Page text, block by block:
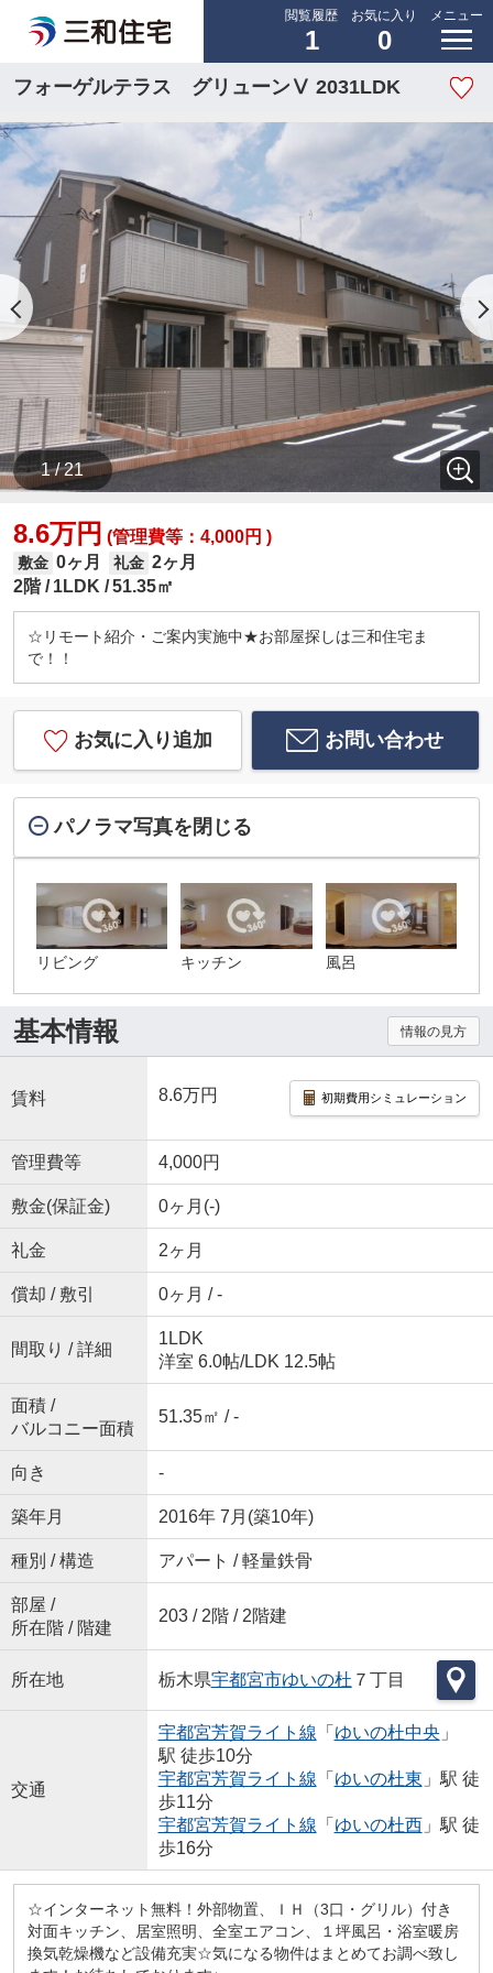
閲覧履歴
1
お気に入り
0
メニュー
フォーゲルテラス グリューンⅤ 2031LDK
1 / 21
8.6万円 (管理費等：4,000円 )
敷金 0ヶ月 礼金 2ヶ月
2階
1LDK 51.35㎡
☆リモート紹介・ご案内実施中★お部屋探しは三和住宅ま
で！！
お気に入り追加 お問い合わせ
パノラマ写真を閉じる
リビング キッチン 風呂
基本情報 情報の見方
賃料 8.6万円 初期費用シミュレーション
管理費等 4,000円
敷金(保証金) 0ヶ月(-)
礼金 2ヶ月
償却 / 敷引 0ヶ月 / -
間取り / 詳細
1LDK
洋室 6.0帖/LDK 12.5帖
面積 /
バルコニー面積
51.35㎡ / -
向き -
築年月 2016年 7月(築10年)
種別 / 構造 アパート / 軽量鉄骨
部屋 /
所在階 / 階建
203 / 2階 / 2階建
所在地 栃木県宇都宮市ゆいの杜 ７丁目
交通
宇都宮芳賀ライト線 「 ゆいの杜中央 」
駅 徒歩10分
宇都宮芳賀ライト線 「 ゆいの杜東 」駅 徒
歩11分
宇都宮芳賀ライト線 「 ゆいの杜西」駅 徒
歩16分
☆インターネット無料！外部物置、ＩＨ（3口・グリル）付き
対面キッチン、居室照明、全室エアコン、１坪風呂・浴室暖房
換気乾燥機など設備充実☆気になる物件はまとめてお調べ致し